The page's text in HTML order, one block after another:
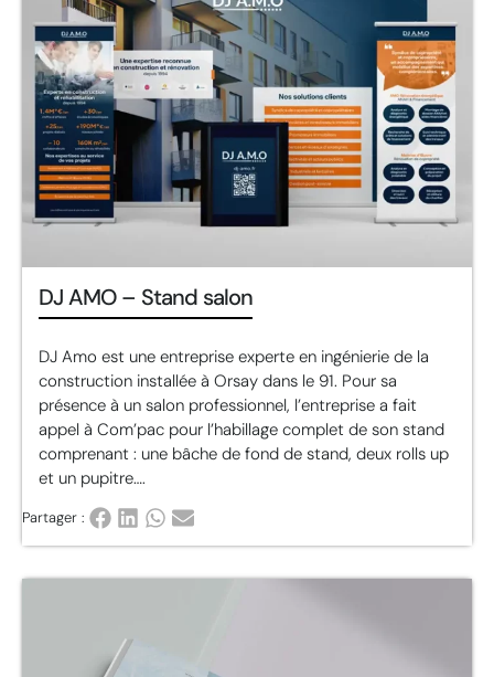
DJ AMO – Stand salon
DJ Amo est une entreprise experte en ingénierie de la
construction installée à Orsay dans le 91. Pour sa
présence à un salon professionnel, l’entreprise a fait
appel à Com’pac pour l’habillage complet de son stand
comprenant : une bâche de fond de stand, deux rolls up
et un pupitre….
Partager :